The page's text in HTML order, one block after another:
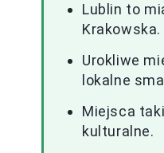
Lublin to
Krakowska.
Urokliwe
lokalne
Miejsca
kulturalne.